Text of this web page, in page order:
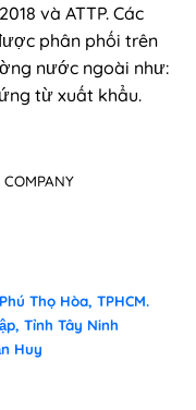
và ATTP. Các
phân phối trên
nước ngoài như:
từ xuất khẩu.
Thọ Hòa, TPHCM.
Tỉnh Tây Ninh
Huy